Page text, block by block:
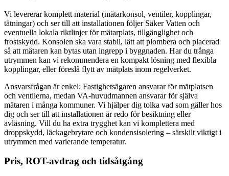
Vi levererar komplett material (mätarkonsol, ventiler, kopplingar,
tätningar) och ser till att installationen följer Säker Vatten och
eventuella lokala riktlinjer för mätarplats, tillgänglighet och
frostskydd. Konsolen ska vara stabil, lätt att plombera och placerad
så att mätaren kan bytas utan ingrepp i byggnaden. Har du trånga
utrymmen kan vi rekommendera en kompakt lösning med flexibla
kopplingar, eller föreslå flytt av mätplats inom regelverket.
Ansvarsfrågan är enkel: Fastighetsägaren ansvarar för mätplatsen
och ventilerna, medan VA-huvudmannen ansvarar för själva
mätaren i många kommuner. Vi hjälper dig tolka vad som gäller hos
dig och ser till att installationen är redo för besiktning eller
avläsning. Vill du ha extra trygghet kan vi komplettera med
droppskydd, läckagebrytare och kondensisolering – särskilt viktigt i
utrymmen med varierande temperatur.
Pris, ROT-avdrag och tidsåtgång